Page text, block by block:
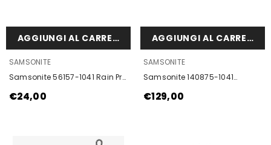
AGGIUNGI AL CARRELLO
VENDOR:
SAMSONITE
Samsonite 56157-1041 Rain Pro
Ombrello Nero
€24,00
AGGIUNGI AL CARRELLO
VENDOR:
SAMSONITE
Samsonite 140875-1041
Ecodiver Borsone S Nero
€129,00